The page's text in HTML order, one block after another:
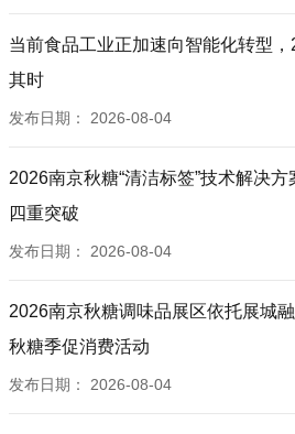
当前食品工业正加速向智能化转型
其时
发布日期： 2026-08-04
2026南京秋糖“清洁标签”技术解决
四重突破
发布日期： 2026-08-04
2026南京秋糖调味品展区依托展城
秋糖季促消费活动
发布日期： 2026-08-04